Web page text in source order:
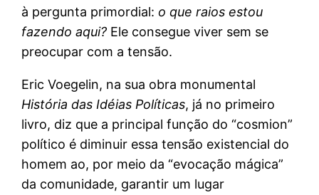
à pergunta primordial: o que raios estou
fazendo aqui? Ele consegue viver sem se
preocupar com a tensão.
Eric Voegelin, na sua obra monumental
História das Idéias Políticas, já no primeiro
livro, diz que a principal função do “cosmion”
político é diminuir essa tensão existencial do
homem ao, por meio da “evocação mágica”
da comunidade, garantir um lugar